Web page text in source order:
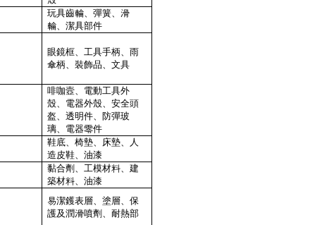
玩具齒輪、彈簧、滑
輪、潔具部件
眼鏡框、工具手柄、雨
傘柄、裝飾品、文具
啡咖壼、電動工具外
殼、電器外殼、安全頭
盔、透明件、防彈玻
璃、電器零件
鞋底、椅墊、床墊、人
造皮鞋、油漆
黏合劑、工模材料、建
築材料、油漆
易潔鑊表層、塗層、保
護及潤滑噴劑、耐熱部